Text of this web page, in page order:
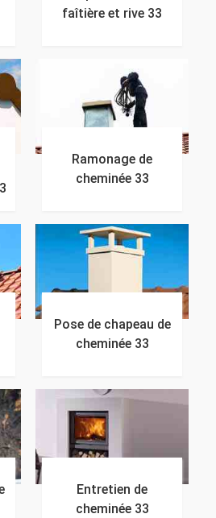
faîtière et rive 33
Ramonage de
cheminée 33
Pose de chapeau de
cheminée 33
Entretien de
cheminée 33